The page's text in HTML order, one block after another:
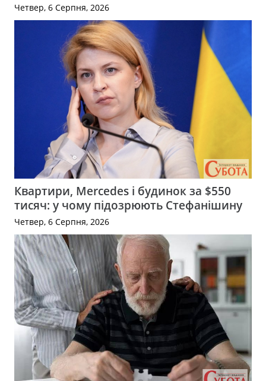
Четвер, 6 Серпня, 2026
Квартири, Mercedes і будинок за $550
тисяч: у чому підозрюють Стефанішину
Четвер, 6 Серпня, 2026